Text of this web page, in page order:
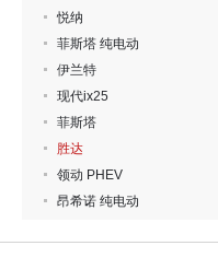
悦纳
菲斯塔 纯电动
伊兰特
现代ix25
菲斯塔
胜达
领动 PHEV
昂希诺 纯电动